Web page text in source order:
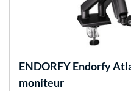
ENDORFYEndorfy
moniteur